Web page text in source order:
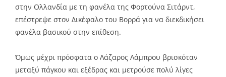
στην Ολλανδία με τη φανέλα της Φορτούνα Σιτάρντ,
επέστρεψε στον Δικέφαλο του Βορρά για να διεκδικήσει
φανέλα βασικού στην επίθεση.
Όμως μέχρι πρόσφατα ο Λάζαρος Λάμπρου βρισκόταν
μεταξύ πάγκου και εξέδρας και μετρούσε πολύ λίγες